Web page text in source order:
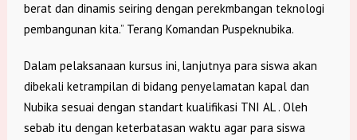
berat dan dinamis seiring dengan perekmbangan teknologi
pembangunan kita.” Terang Komandan Puspeknubika.
Dalam pelaksanaan kursus ini, lanjutnya para siswa akan
dibekali ketrampilan di bidang penyelamatan kapal dan
Nubika sesuai dengan standart kualifikasi TNI AL . Oleh
sebab itu dengan keterbatasan waktu agar para siswa